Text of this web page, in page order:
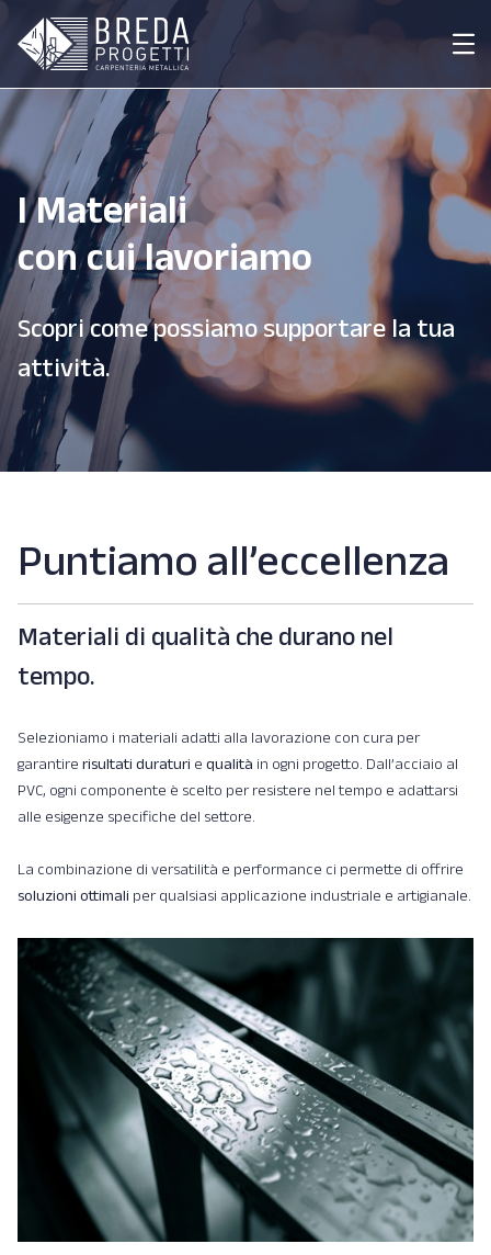
I Materiali
con cui lavoriamo
Scopri come possiamo supportare la tua
attività.
Puntiamo all’eccellenza
Materiali di qualità che durano nel
tempo.
Selezioniamo i materiali adatti alla lavorazione con cura per
garantirerisultati duraturi equalità in ogni progetto. Dall’acciaio al
PVC, ogni componente è scelto per resistere nel tempo e adattarsi
alle esigenze specifiche del settore.
La combinazione di versatilità e performance ci permette di offrire
soluzioni ottimali per qualsiasi applicazione industriale e artigianale.